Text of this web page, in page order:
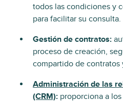
todos las condiciones y
para facilitar su consulta.
Gestión de contratos:
proceso de creación,
compartido de contratos
Administración de las
(CRM): proporciona a